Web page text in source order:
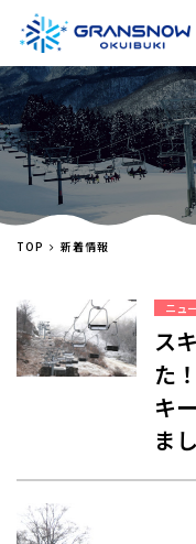
TOP 新着情報
ニュ
ス
た
キ
ま